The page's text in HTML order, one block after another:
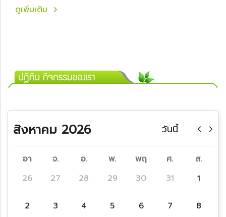
ดูเพิ่มเติม
สิงหาคม 2026 วันนี้
อา จ. อ. พ. พฤ ศ.
ส.
26
27 28 29 30 31 1
2 3 4 5 6 7 8